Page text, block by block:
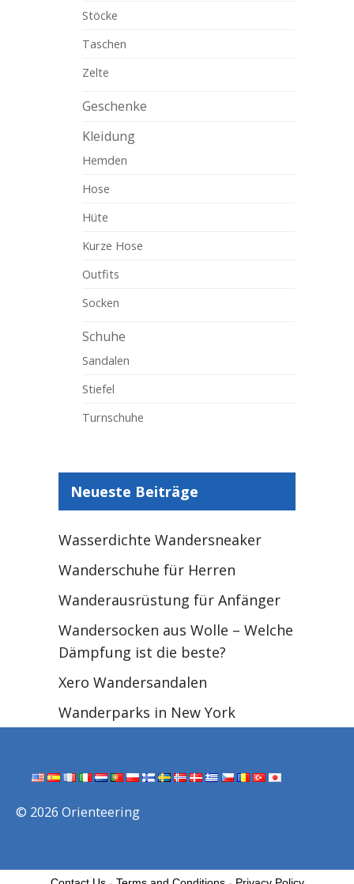
Stöcke
Taschen
Zelte
Geschenke
Kleidung
Hemden
Hose
Hüte
Kurze Hose
Outfits
Socken
Schuhe
Sandalen
Stiefel
Turnschuhe
Neueste Beiträge
Wasserdichte Wandersneaker
Wanderschuhe für Herren
Wanderausrüstung für Anfänger
Wandersocken aus Wolle – Welche
Dämpfung ist die beste?
Xero Wandersandalen
Wanderparks in New York
© 2026 Orienteering